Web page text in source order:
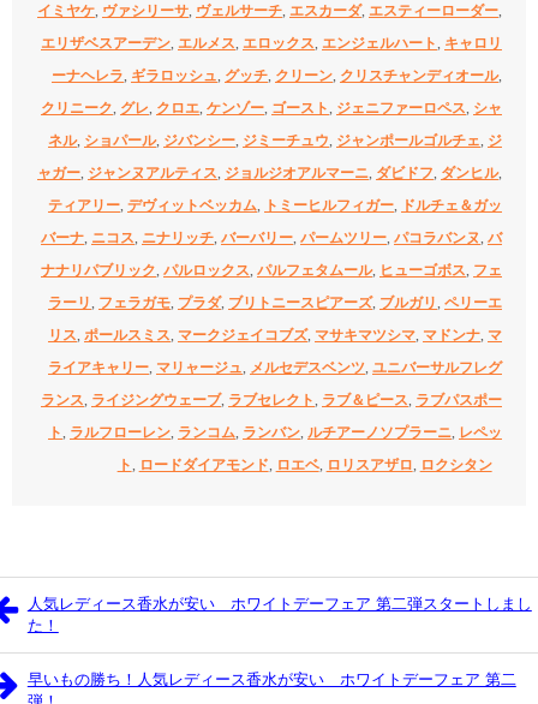
イミヤケ, ヴァシリーサ, ヴェルサーチ, エスカーダ, エスティーローダー,
エリザベスアーデン, エルメス, エロックス, エンジェルハート, キャロリ
ーナヘレラ, ギラロッシュ, グッチ, クリーン, クリスチャンディオール,
クリニーク, グレ, クロエ, ケンゾー, ゴースト, ジェニファーロペス, シャ
ネル, ショパール, ジバンシー, ジミーチュウ, ジャンポールゴルチェ, ジ
ャガー, ジャンヌアルティス, ジョルジオアルマーニ, ダビドフ, ダンヒル,
ティアリー, デヴィットベッカム, トミーヒルフィガー,
ドルチェ＆ガッ
バーナ, ニコス, ニナリッチ, バーバリー, パームツリー, パコラバンヌ, バ
ナナリパブリック, パルロックス, パルフェタムール, ヒューゴボス, フェ
ラーリ, フェラガモ, プラダ, ブリトニースピアーズ, ブルガリ, ペリーエ
リス, ポールスミス, マークジェイコブズ, マサキマツシマ, マドンナ, マ
ライアキャリー, マリャージュ, メルセデスベンツ, ユニバーサルフレグ
ランス, ライジングウェーブ, ラブセレクト, ラブ＆ピース, ラブパスポー
ト, ラルフローレン, ランコム, ランバン, ルチアーノソプラーニ, レペッ
ト, ロードダイアモンド, ロエベ, ロリスアザロ, ロクシタン
人気レディース香水が安い ホワイトデーフェア 第二弾スタートしまし
た！
早いもの勝ち！人気レディース香水が安い ホワイトデーフェア 第二